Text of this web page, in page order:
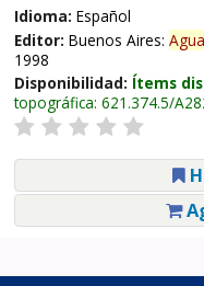
Idioma: Español
Editor: Buenos Aires: Agua
1998
Disponibilidad: Ítems
topográfica: 621.374.5/